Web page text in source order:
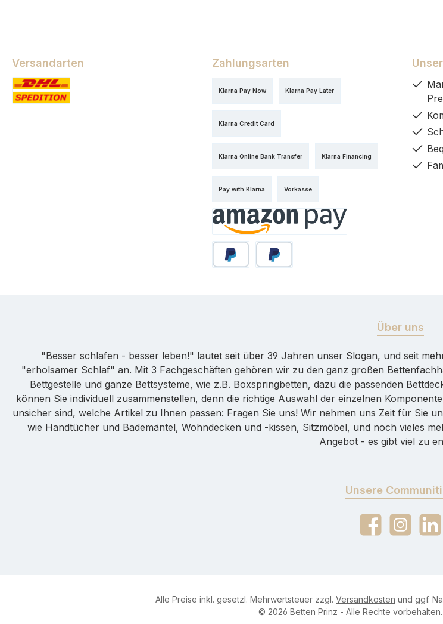
Versandarten Zahlungsarten
Amazon Pay
Vorkasse
Klarna Pay Now Klarna Pay Later
Klarna Credit Card
Klarna Online Bank Transfer Klarna Financing
Pay with Klarna
Über uns
"Besser schlafen - besser leben!" lautet seit über 39 Jahren unser Slogan, und seit
"erholsamer Schlaf" an. Mit 3 Fachgeschäften gehören wir zu den ganz großen
Bettgestelle und ganze Bettsysteme, wie z.B. Boxspringbetten, dazu die passenden
können Sie individuell zusammenstellen, denn die richtige Auswahl der einzelnen
unsicher sind, welche Artikel zu Ihnen passen: Fragen Sie uns! Wir nehmen uns Zeit für Sie
wie Handtücher und Bademäntel, Wohndecken und -kissen, Sitzmöbel, und noch vieles
Angebot - es gibt viel zu
Unsere
FacebookInstagram
Alle Preise inkl. gesetzl. Mehrwertsteuer zzgl. Versandkosten und ggf.
© 2026 Betten Prinz - Alle Rechte